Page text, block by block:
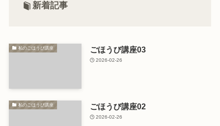
新着記事
私のごほうび講座 ごほうび講座03
2026-02-26
私のごほうび講座 ごほうび講座02
2026-02-26